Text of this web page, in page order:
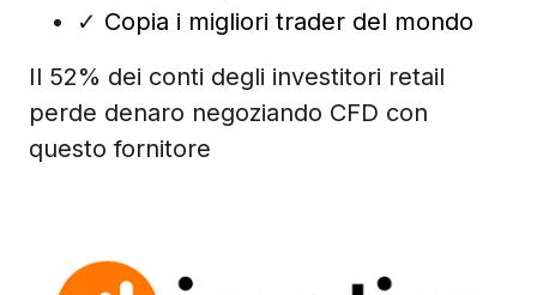
✓ Copia i migliori trader del mondo
Il 52% dei conti degli investitori retail
perde denaro negoziando CFD con
questo fornitore